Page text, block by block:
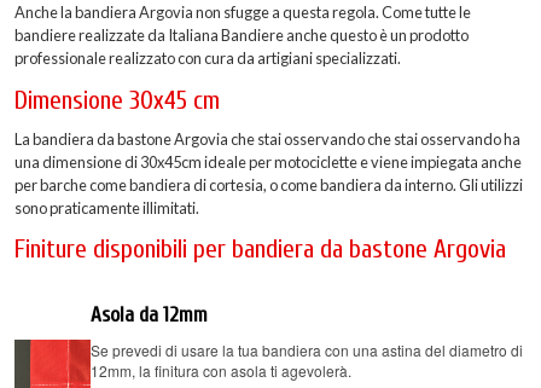
Anche la bandiera Argovia non sfugge a questa regola. Come tutte le
bandiere realizzate da Italiana Bandiere anche questo è un prodotto
professionale realizzato con cura da artigiani specializzati.
Dimensione 30x45 cm
La bandiera da bastone Argovia che stai osservando che stai osservando ha
una dimensione di 30x45cm ideale per motociclette e viene impiegata anche
per barche come bandiera di cortesia, o come bandiera da interno. Gli utilizzi
sono praticamente illimitati.
Finiture disponibili per bandiera da bastone Argovia
Asola da 12mm
Se prevedi di usare la tua bandiera con una astina del diametro di
12mm, la finitura con asola ti agevolerà.